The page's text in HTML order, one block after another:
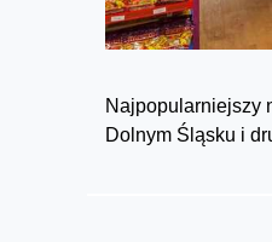
Najpopularniejszy
Dolnym Śląsku i